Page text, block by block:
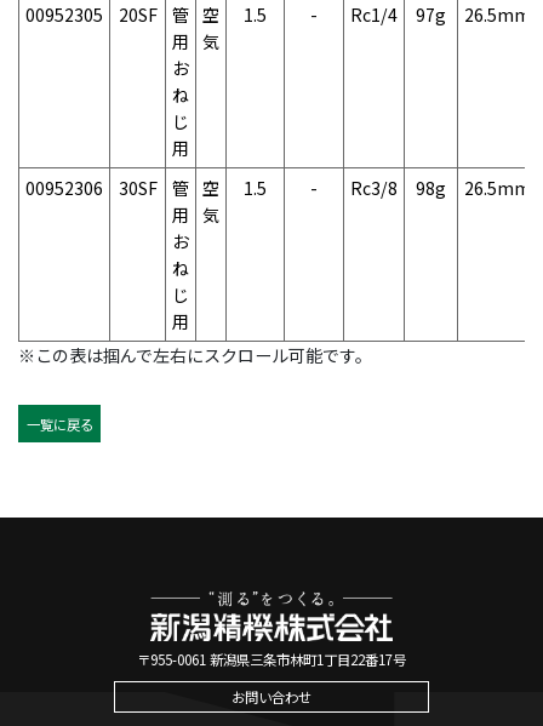
00952305 20SF
管
用
お
ね
じ
用
空
気
1.5 - Rc1/4 97g 26.5mm
00952306 30SF
管
用
お
ね
じ
用
空
気
1.5 - Rc3/8 98g 26.5mm
※この表は掴んで左右にスクロール可能です。
一覧に戻る
〒955-0061 新潟県三条市林町1丁目22番17号
お問い合わせ